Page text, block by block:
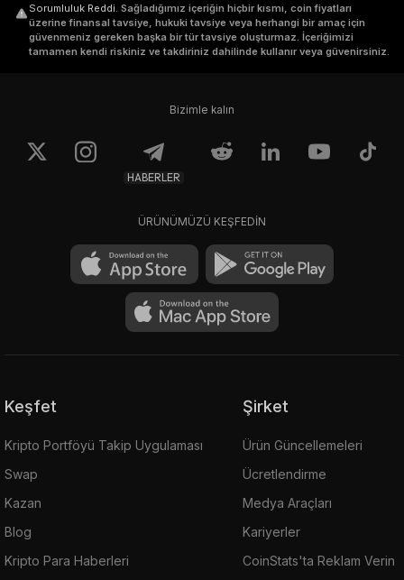
Sorumluluk Reddi. Sağladığımız içeriğin hiçbir kısmı, coin fiyatları
üzerine finansal tavsiye, hukuki tavsiye veya herhangi bir amaç için
güvenmeniz gereken başka bir tür tavsiye oluşturmaz. İçeriğimizi
tamamen kendi riskiniz ve takdiriniz dahilinde kullanır veya güvenirsiniz.
Bizimle kalın
HABERLER
ÜRÜNÜMÜZÜ KEŞFEDİN
Keşfet
Kripto Portföyü Takip Uygulaması
Swap
Kazan
Blog
Kripto Para Haberleri
Şirket
Ürün Güncellemeleri
Ücretlendirme
Medya Araçları
Kariyerler
CoinStats'ta Reklam Verin